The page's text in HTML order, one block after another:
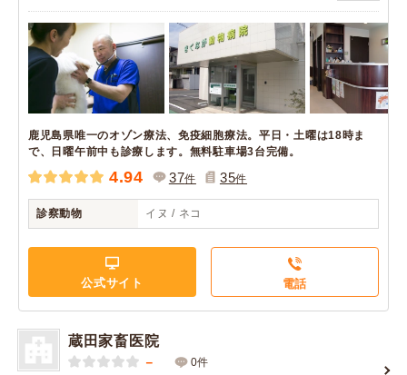
鹿児島県唯一のオゾン療法、免疫細胞療法。平日・土曜は18時ま
で、日曜午前中も診療します。無料駐車場3台完備。
4.94 37件 35件
診察動物 イヌ / ネコ
公式サイト 電話
蔵田家畜医院
－ 0件